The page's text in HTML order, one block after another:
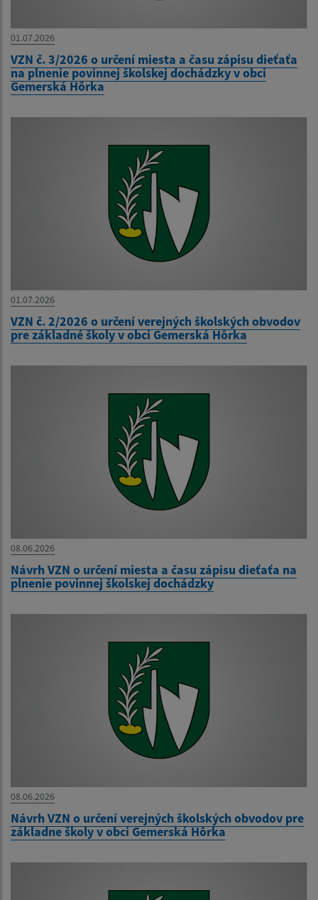
01.07.2026
VZN č. 3/2026 o určení miesta a času zápisu dieťaťa
na plnenie povinnej školskej dochádzky v obci
Gemerská Hôrka
01.07.2026
VZN č. 2/2026 o určení verejných školských obvodov
pre základné školy v obci Gemerská Hôrka
08.06.2026
Návrh VZN o určení miesta a času zápisu dieťaťa na
plnenie povinnej školskej dochádzky
08.06.2026
Návrh VZN o určení verejných školských obvodov pre
základne školy v obci Gemerská Hôrka